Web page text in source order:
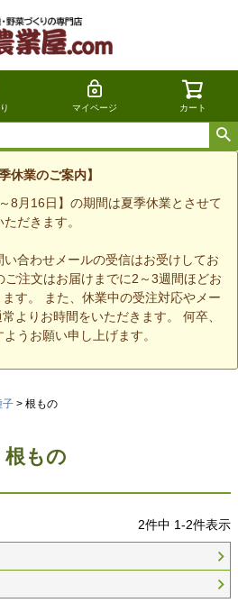
マイページ カート
休業のご案内】
8月16日】の期間は夏季休業とさせて
ただきます。
合わせメールの受信はお受けしてお
ご注文はお届けまでに2～3週間ほどお
す。 また、休業中の受注対応やメー
よりお時間をいただきます。 何卒、
うお願い申し上げます。
子 根もの
根もの
2件中 1-2件表示